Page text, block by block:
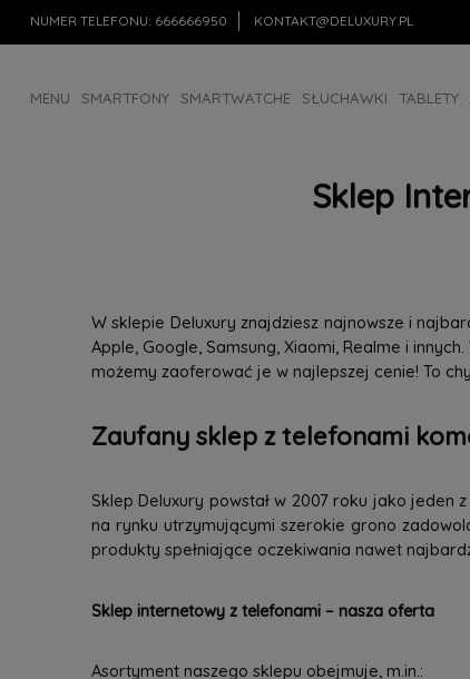
NUMER TELEFONU: 666666950 KONTAKT@DELUXURY.PL
MENU SMARTFONY SMARTWATCHE SŁUCHAWKI TABLETY
Sklep
W sklepie Deluxury znajdziesz najnowsze i
Apple, Google, Samsung, Xiaomi, Realme i
możemy zaoferować je w najlepszej cenie! To
Zaufany sklep z telefonami
Sklep Deluxury powstał w 2007 roku jako jeden
na rynku utrzymującymi szerokie grono
produkty spełniające oczekiwania nawet
Sklep internetowy z telefonami – nasza oferta
Asortyment naszego sklepu obejmuje, m.in.: